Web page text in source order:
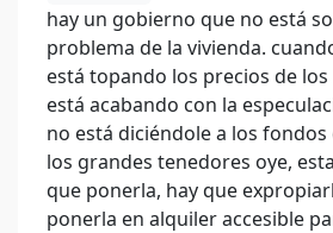
hay un gobierno que no está
problema de la vivienda.
está topando los precios de
está acabando con la
no está diciéndole a los fondos
los grandes tenedores oye,
que ponerla, hay que
ponerla en alquiler accesible